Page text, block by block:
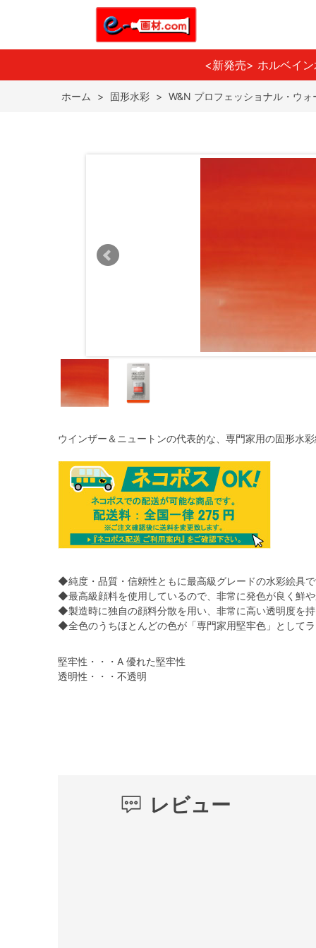
<新発売> ホルベイ
ホーム > 固形水彩 > W&N プロフェッショナル・ウ
ウインザー＆ニュートンの代表的な、専門家用の固形水彩
◆純度・品質・信頼性ともに最高級グレードの水彩絵具で
◆最高級顔料を使用しているので、非常に発色が良く鮮や
◆製造時に独自の顔料分散を用い、非常に高い透明度を持
◆全色のうちほとんどの色が「専門家用堅牢色」としてラ
堅牢性・・・A 優れた堅牢性
透明性・・・不透明
レビュー